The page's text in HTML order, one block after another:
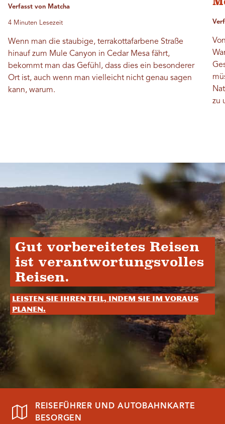
Verfasst von Matcha
4 Minuten Lesezeit
Wenn man die staubige, terrakottafarbene Straße
hinauf zum Mule Canyon in Cedar Mesa fährt,
bekommt man das Gefühl, dass dies ein besonderer
Ort ist, auch wenn man vielleicht nicht genau sagen
kann, warum.
zu
Gut vorbereitetes Reisen
ist verantwortungsvolles
Reisen.
Leisten Sie Ihren Teil, indem Sie im Voraus
planen.
REISEFÜHRER UND AUTOBAHNKARTE
BESORGEN